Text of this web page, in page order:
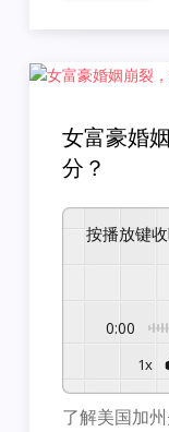
女富豪婚
分？
按播放键
0:00
1x
了解美国加